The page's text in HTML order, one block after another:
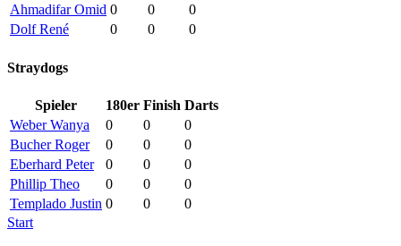
Ahmadifar Omid 0 0
0
Dolf René
0 0 0
Straydogs
Spieler 180er Finish Darts
Weber Wanya
0 0
0
Bucher Roger
0 0
0
Eberhard Peter
0 0
0
Phillip Theo
0 0
0
Templado Justin 0 0
0
Start